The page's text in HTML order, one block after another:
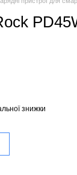
знижки